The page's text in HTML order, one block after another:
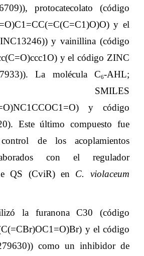
protocatecolato (código
y el
y vainillina (código
y el código ZINC
La molécula C6-AHL;
SMILES
y código
Este último compuesto fue
de los acoplamientos
con el regulador
QS (CviR) en C. violaceum
la furanona C30 (código
y el código
como un inhibidor de